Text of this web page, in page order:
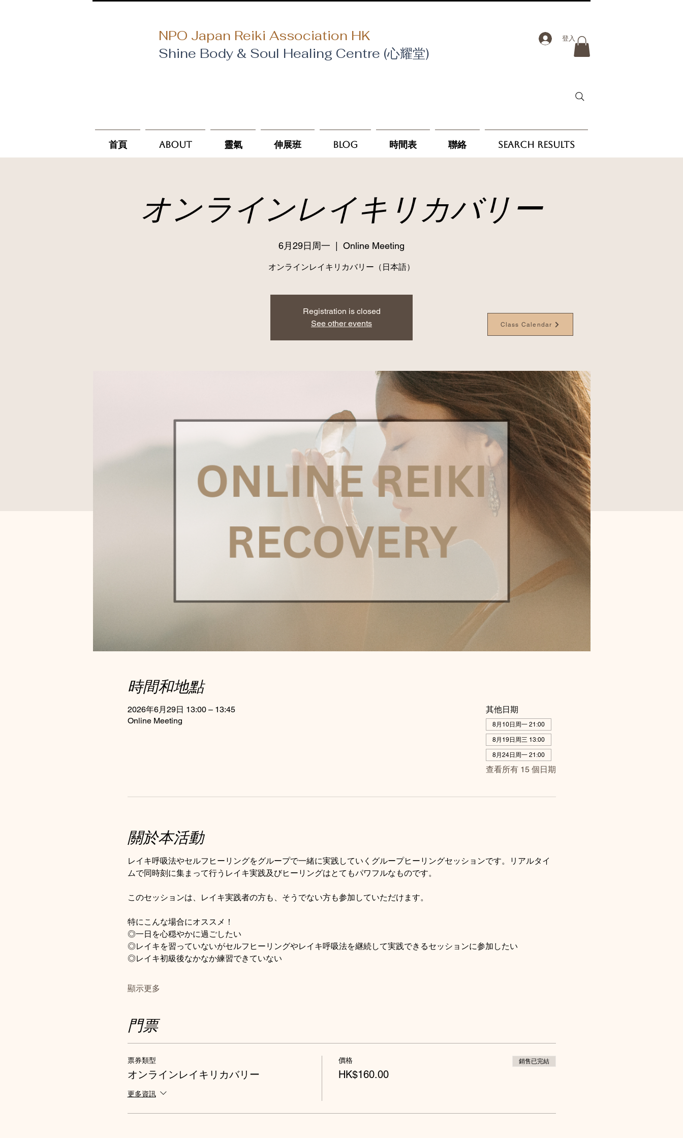
NPO Japan Reiki Association HK
Shine Body & Soul Healing Centre (心耀堂)
登入
首頁 About 靈氣 伸展班 Blog 時間表 聯絡 Search Results
オンラインレイキリカバリー
6月29日周一 Online Meeting
オンラインレイキリカバリー（日本語）
Registration is closed
See other events
時間和地點
2026年6月29日 13:00 – 13:45
Online Meeting
其他日期
8月10日周一 21:00
8月19日周三 13:00
8月24日周一 21:00
查看所有 15 個日期
關於本活動
レイキ呼吸法やセルフヒーリングをグループで一緒に実践していくグループヒーリングセッションです。リアルタイ
ムで同時刻に集まって行うレイキ実践及びヒーリングはとてもパワフルなものです。
このセッションは、レイキ実践者の方も、そうでない方も参加していただけます。
特にこんな場合にオススメ！
◎一日を心穏やかに過ごしたい
◎レイキを習っていないがセルフヒーリングやレイキ呼吸法を継続して実践できるセッションに参加したい
◎レイキ初級後なかなか練習できていない
顯示更多
門票
票券類型
オンラインレイキリカバリー
更多資訊
價格
HK$160.00
銷售已完結
Class Calendar